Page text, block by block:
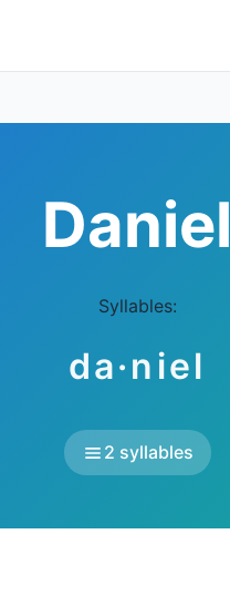
Daniel
Syllables:
da·niel
2 syllables